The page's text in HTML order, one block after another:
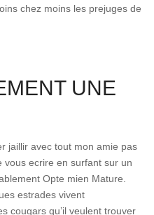
chez moins les prejuges de
UNE
jaillir avec tout mon amie pas
vous ecrire en surfant sur un
Opte mien Mature.
estrades vivent
cougars qu’il veulent trouver